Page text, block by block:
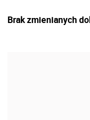
Brak zmienianych